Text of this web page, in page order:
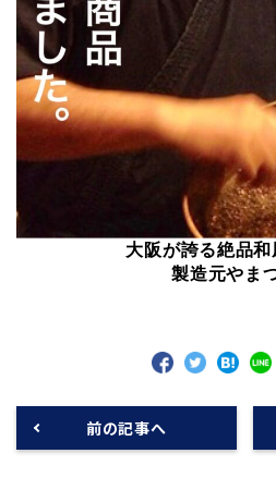
大阪が誇る絶品
製造元やま
前の記事へ